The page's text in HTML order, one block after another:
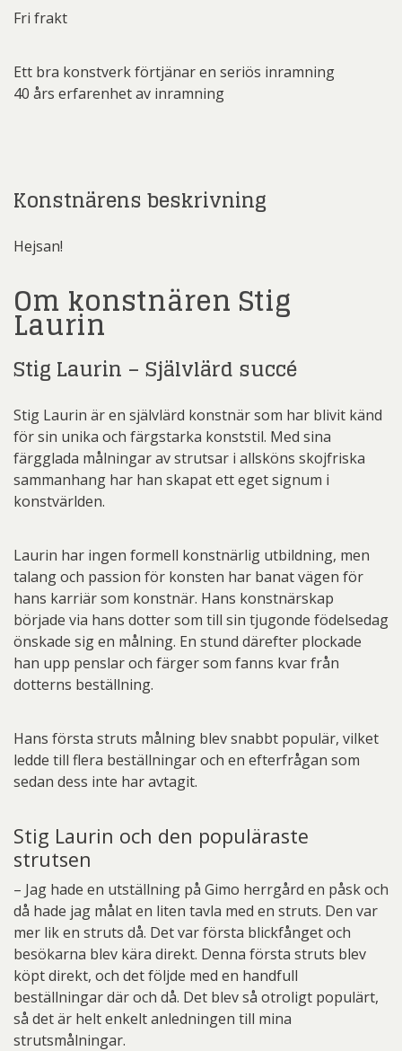
Fri frakt
Ett bra konstverk förtjänar en seriös inramning
40 års erfarenhet av inramning
Konstnärens beskrivning
Hejsan!
Om konstnären Stig
Laurin
Stig Laurin – Självlärd succé
Stig Laurin är en självlärd konstnär som har blivit känd
för sin unika och färgstarka konststil. Med sina
färgglada målningar av strutsar i allsköns skojfriska
sammanhang har han skapat ett eget signum i
konstvärlden.
Laurin har ingen formell konstnärlig utbildning, men
talang och passion för konsten har banat vägen för
hans karriär som konstnär. Hans konstnärskap
började via hans dotter som till sin tjugonde födelsedag
önskade sig en målning. En stund därefter plockade
han upp penslar och färger som fanns kvar från
dotterns beställning.
Hans första struts målning blev snabbt populär, vilket
ledde till flera beställningar och en efterfrågan som
sedan dess inte har avtagit.
Stig Laurin och den populäraste
strutsen
– Jag hade en utställning på Gimo herrgård en påsk och
då hade jag målat en liten tavla med en struts. Den var
mer lik en struts då. Det var första blickfånget och
besökarna blev kära direkt. Denna första struts blev
köpt direkt, och det följde med en handfull
beställningar där och då. Det blev så otroligt populärt,
så det är helt enkelt anledningen till mina
strutsmålningar.